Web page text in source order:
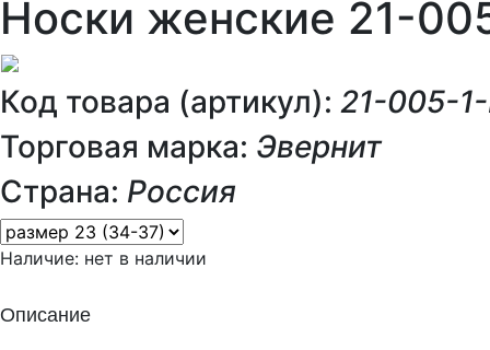
Носки женские 21-
Код товара (артикул): 21-005-
Торговая марка: Эвернит
Страна: Россия
Наличие: нет в наличии
Описание